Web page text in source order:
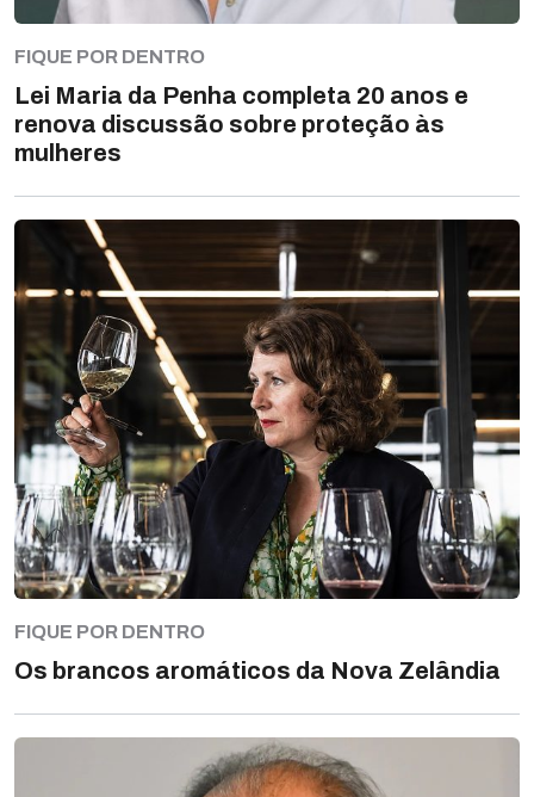
FIQUE POR DENTRO
Lei Maria da Penha completa 20 anos e
renova discussão sobre proteção às
mulheres
FIQUE POR DENTRO
Os brancos aromáticos da Nova Zelândia